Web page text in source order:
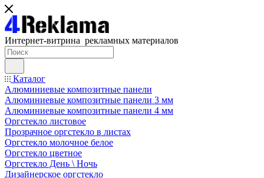
Интернет-витрина рекламных материалов
Каталог
Алюминиевые композитные панели
Алюминиевые композитные панели 3 мм
Алюминиевые композитные панели 4 мм
Оргстекло листовое
Прозрачное оргстекло в листах
Оргстекло молочное белое
Оргстекло цветное
Оргстекло День \ Ночь
Дизайнерское оргстекло